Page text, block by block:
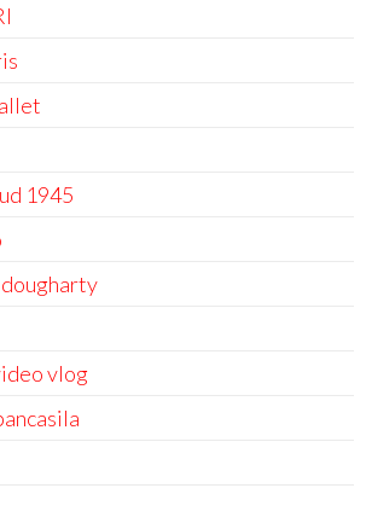
1945
vlog